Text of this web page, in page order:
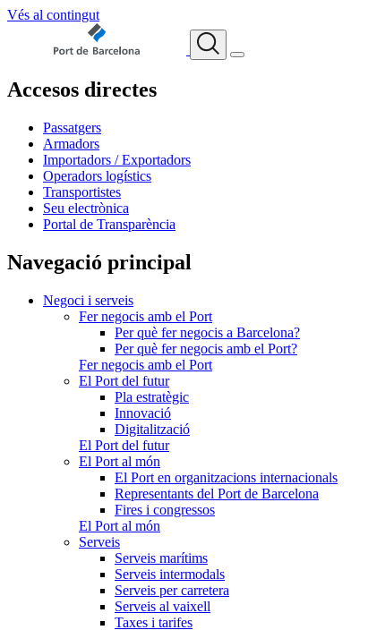
Vés al contingut
Accesos directes
Passatgers
Armadors
Importadors / Exportadors
Operadors logístics
Transportistes
Seu electrònica
Portal de Transparència
Navegació principal
Negoci i serveis
Fer negocis amb el Port
Per què fer negocis a Barcelona?
Per què fer negocis amb el Port?
Fer negocis amb el Port
El Port del futur
Pla estratègic
Innovació
Digitalització
El Port del futur
El Port al món
El Port en organitzacions internacionals
Representants del Port de Barcelona
Fires i congressos
El Port al món
Serveis
Serveis marítims
Serveis intermodals
Serveis per carretera
Serveis al vaixell
Taxes i tarifes